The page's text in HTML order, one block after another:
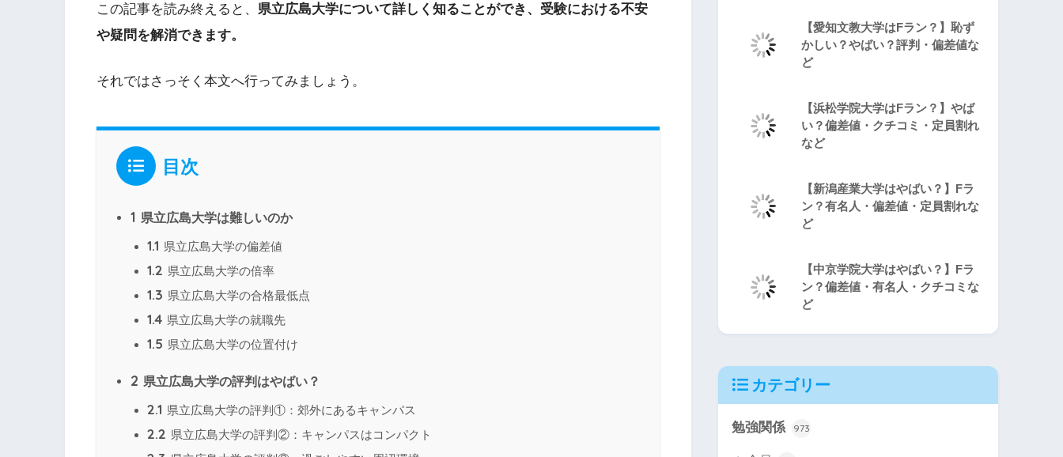
この記事を読み終えると、 県立広島大学について詳しく知ることができ、受験における不安
や疑問を解消できます。
それではさっそく本文へ行ってみましょう。
目次
1 県立広島大学は難しいのか
1.1 県立広島大学の偏差値
1.2 県立広島大学の倍率
1.3 県立広島大学の合格最低点
1.4 県立広島大学の就職先
1.5 県立広島大学の位置付け
2 県立広島大学の評判はやばい？
2.1 県立広島大学の評判①：郊外にあるキャンパス
2.2 県立広島大学の評判②：キャンパスはコンパクト
【愛知文教大学はFラン？】恥ず
かしい？やばい？評判・偏差値な
ど
【浜松学院大学はFラン？】やば
い？偏差値・クチコミ・定員割れ
など
【新潟産業大学はやばい？】Fラ
ン？有名人・偏差値・定員割れな
ど
【中京学院大学はやばい？】Fラ
ン？偏差値・有名人・クチコミな
ど
カテゴリー
勉強関係 973